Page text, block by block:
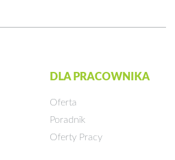
DLA PRACOWNIKA
Oferta
Poradnik
Oferty Pracy